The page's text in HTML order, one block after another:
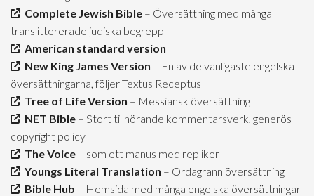
Complete Jewish Bible – Översättning med många
translittererade judiska begrepp
American standard version
New King James Version – En av de vanligaste engelska
översättningarna, följer Textus Receptus
Tree of Life Version – Messiansk översättning
NET Bible – Stort tillhörande kommentarsverk, generös
copyright policy
The Voice – som ett manus med repliker
Youngs Literal Translation – Ordagrann översättning
Bible Hub – Hemsida med många engelska översättningar